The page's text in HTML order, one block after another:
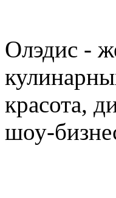
Олэдис -
красота,
шоу-